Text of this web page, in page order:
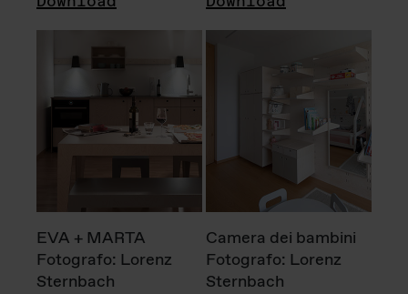
EVA + MARTA
Fotografo: Lorenz
Sternbach
Camera dei bambini
Fotografo: Lorenz
Sternbach